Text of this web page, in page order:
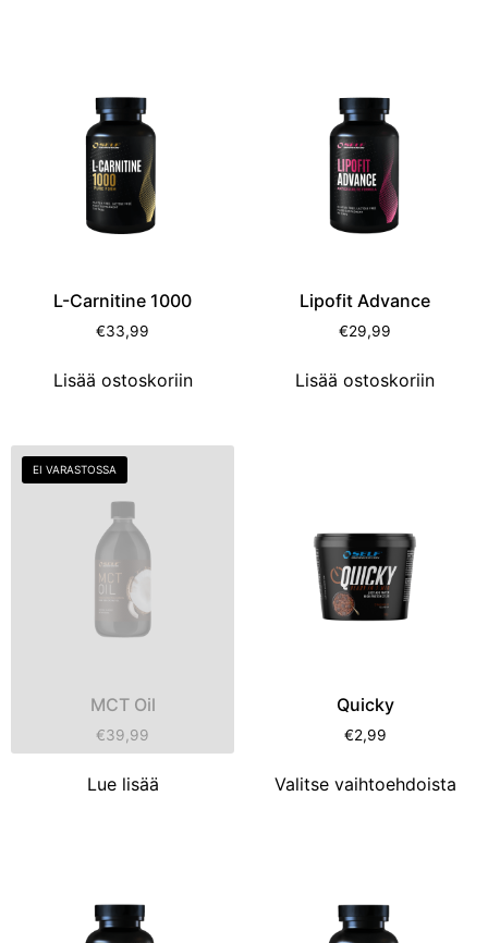
L-Carnitine 1000
€33,99
Lisää ostoskoriin
Lipofit Advance
€29,99
Lisää ostoskoriin
EI VARASTOSSA
MCT Oil
€39,99
Lue lisää
Quicky
€2,99
Valitse vaihtoehdoista